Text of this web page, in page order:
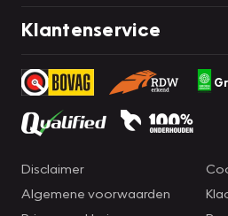
Klantenservice
Disclaimer
Algemene voorwaarden